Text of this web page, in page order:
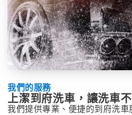
我們的服務
上潔到府洗車，讓洗車
我們提供專業、便捷的到府洗車